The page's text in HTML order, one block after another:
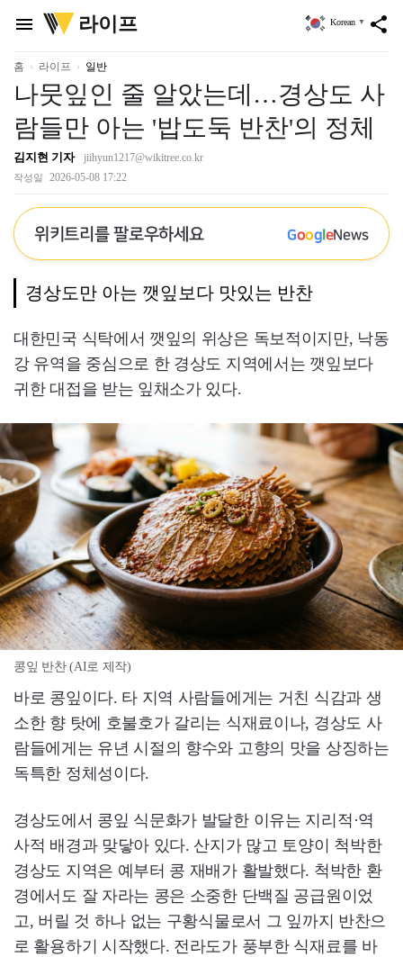
menu
위
키
리
라이프 share
Korean ▼
홈 라이프 일반
나뭇잎인 줄 알았는데…경상도 사
람들만 아는 '밥도둑 반찬'의 정체
김지현 기자 jiihyun1217@wikitree.co.kr
작성일 2026-05-08 17:22
위키트리를 팔로우하세요 GoogleNews
경상도만 아는 깻잎보다 맛있는 반찬
대한민국 식탁에서 깻잎의 위상은 독보적이지만, 낙동
강 유역을 중심으로 한 경상도 지역에서는 깻잎보다
귀한 대접을 받는 잎채소가 있다.
콩잎 반찬 (AI로 제작)
바로 콩잎이다. 타 지역 사람들에게는 거친 식감과 생
소한 향 탓에 호불호가 갈리는 식재료이나, 경상도 사
람들에게는 유년 시절의 향수와 고향의 맛을 상징하는
독특한 정체성이다.
경상도에서 콩잎 식문화가 발달한 이유는 지리적·역
사적 배경과 맞닿아 있다. 산지가 많고 토양이 척박한
경상도 지역은 예부터 콩 재배가 활발했다. 척박한 환
경에서도 잘 자라는 콩은 소중한 단백질 공급원이었
고, 버릴 것 하나 없는 구황식물로서 그 잎까지 반찬으
로 활용하기 시작했다. 전라도가 풍부한 식재료를 바